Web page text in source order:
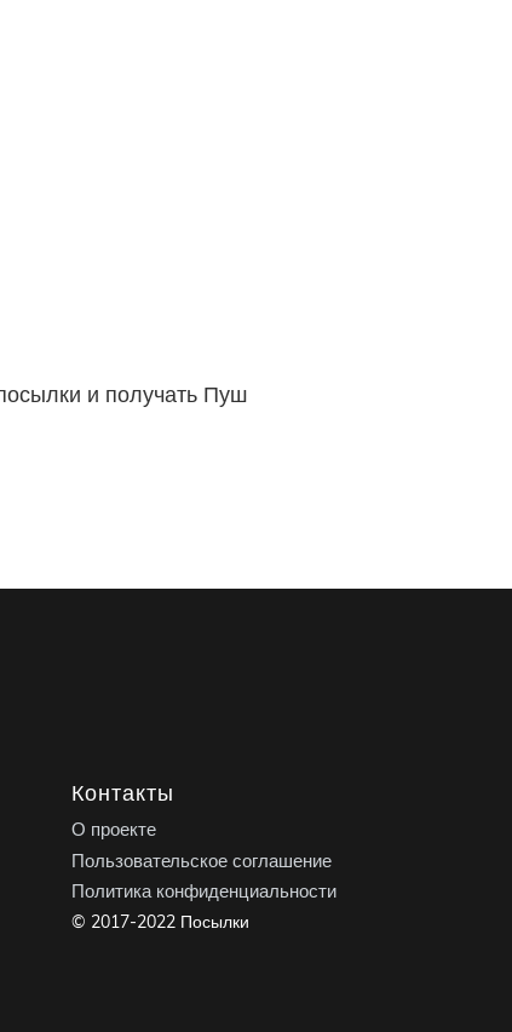
и получать Пуш
Контакты
О проекте
Пользовательское соглашение
Политика конфиденциальности
© 2017-2022 Посылки